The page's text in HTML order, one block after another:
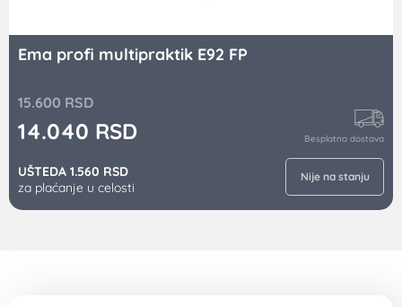
Ema profi multipraktik E92 FP
15.600 RSD
14.040 RSD Besplatna dostava
UŠTEDA 1.560 RSD
za plaćanje u celosti
Nije na stanju